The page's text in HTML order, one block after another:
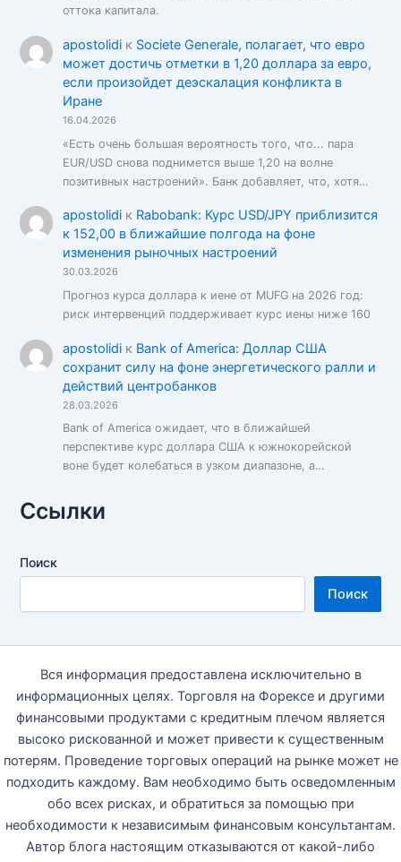
оттока капитала.
apostolidiк Societe Generale, полагает, что евро
может достичь отметки в 1,20 доллара за евро,
если произойдет деэскалация конфликта в
Иране
16.04.2026
«Есть очень большая вероятность того, что... пара
EUR/USD снова поднимется выше 1,20 на волне
позитивных настроений». Банк добавляет, что, хотя…
apostolidiк Rabobank: Курс USD/JPY приблизится
к 152,00 в ближайшие полгода на фоне
изменения рыночных настроений
30.03.2026
Прогноз курса доллара к иене от MUFG на 2026 год:
риск интервенций поддерживает курс иены ниже 160
apostolidiк Bank of America: Доллар США
сохранит силу на фоне энергетического ралли и
действий центробанков
28.03.2026
Bank of America ожидает, что в ближайшей
перспективе курс доллара США к южнокорейской
воне будет колебаться в узком диапазоне, а…
Ссылки
Поиск
Поиск
Вся информация предоставлена исключительно в
информационных целях. Торговля на Форексе и другими
финансовыми продуктами с кредитным плечом является
высоко рискованной и может привести к существенным
потерям. Проведение торговых операций на рынке может не
подходить каждому. Вам необходимо быть осведомленным
обо всех рисках, и обратиться за помощью при
необходимости к независимым финансовым консультантам.
Автор блога настоящим отказываются от какой-либо